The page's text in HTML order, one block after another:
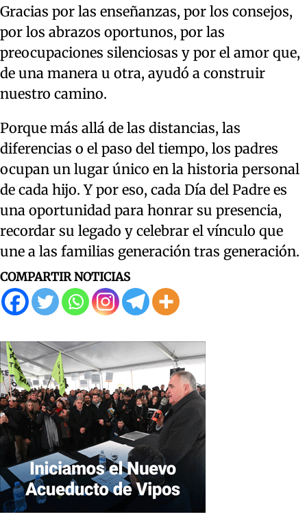
Gracias por las enseñanzas, por los consejos,
por los abrazos oportunos, por las
preocupaciones silenciosas y por el amor que,
de una manera u otra, ayudó a construir
nuestro camino.
Porque más allá de las distancias, las
diferencias o el paso del tiempo, los padres
ocupan un lugar único en la historia personal
de cada hijo. Y por eso, cada Día del Padre es
una oportunidad para honrar su presencia,
recordar su legado y celebrar el vínculo que
une a las familias generación tras generación.
COMPARTIR NOTICIAS